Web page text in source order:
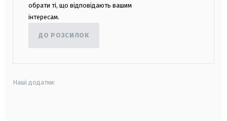
обрати ті, що відповідають вашим
інтересам.
ДО РОЗСИЛОК
Наші додатки: